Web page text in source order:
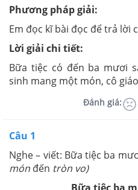
Phương pháp giải:
Em đọc kĩ bài đọc để trả lời
Lời giải chi tiết:
Bữa tiệc có đến ba mươi
sinh mang một món, cô
Đánh giá:
Câu 1
Nghe – viết: Bữa tiệc ba
món đến tròn vo)